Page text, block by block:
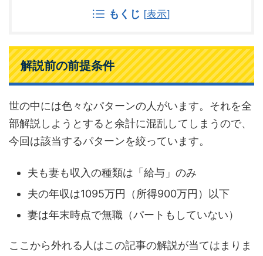
もくじ [表示]
解説前の前提条件
世の中には色々なパターンの人がいます。それを全
部解説しようとすると余計に混乱してしまうので、
今回は該当するパターンを絞っています。
夫も妻も収入の種類は「給与」のみ
夫の年収は1095万円（所得900万円）以下
妻は年末時点で無職（パートもしていない）
ここから外れる人はこの記事の解説が当てはまりま